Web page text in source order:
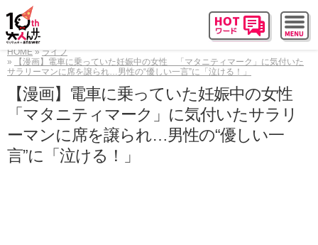
HOME
ライフ
【漫画】電車に乗っていた妊娠中の女性 「マタニティマーク」に気付いた
サラリーマンに席を譲られ…男性の“優しい一言”に「泣ける！」
【漫画】電車に乗っていた妊娠中の女性
「マタニティマーク」に気付いたサラリ
ーマンに席を譲られ…男性の“優しい一
言”に「泣ける！」